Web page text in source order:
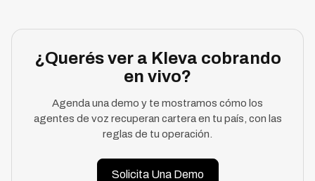
¿Querés ver a Kleva cobrando
en vivo?
Agenda una demo y te mostramos cómo los
agentes de voz recuperan cartera en tu país, con las
reglas de tu operación.
Solicita Una Demo